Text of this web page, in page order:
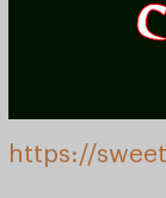
https://